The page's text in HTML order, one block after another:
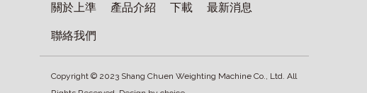
關於上準 產品介紹 下載 最新消息
聯絡我們
Copyright © 2023 Shang Chuen Weighting Machine Co., Ltd. All